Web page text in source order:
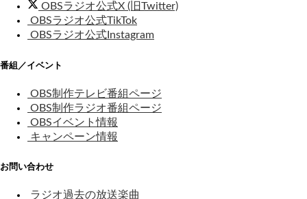
OBSラジオ公式X (旧Twitter)
OBSラジオ公式TikTok
OBSラジオ公式Instagram
番組／イベント
OBS制作テレビ番組ページ
OBS制作ラジオ番組ページ
OBSイベント情報
キャンペーン情報
お問い合わせ
ラジオ過去の放送楽曲